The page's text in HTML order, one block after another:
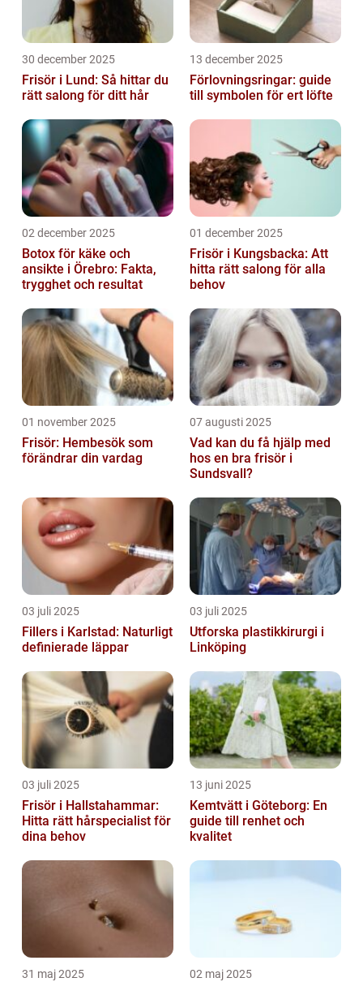
30 december 2025
Frisör i Lund: Så hittar du
rätt salong för ditt hår
13 december 2025
Förlovningsringar: guide
till symbolen för ert löfte
02 december 2025
Botox för käke och
ansikte i Örebro: Fakta,
trygghet och resultat
01 december 2025
Frisör i Kungsbacka: Att
hitta rätt salong för alla
behov
01 november 2025
Frisör: Hembesök som
förändrar din vardag
07 augusti 2025
Vad kan du få hjälp med
hos en bra frisör i
Sundsvall?
03 juli 2025
Fillers i Karlstad: Naturligt
definierade läppar
03 juli 2025
Utforska plastikkirurgi i
Linköping
03 juli 2025
Frisör i Hallstahammar:
Hitta rätt hårspecialist för
dina behov
13 juni 2025
Kemtvätt i Göteborg: En
guide till renhet och
kvalitet
31 maj 2025 02 maj 2025